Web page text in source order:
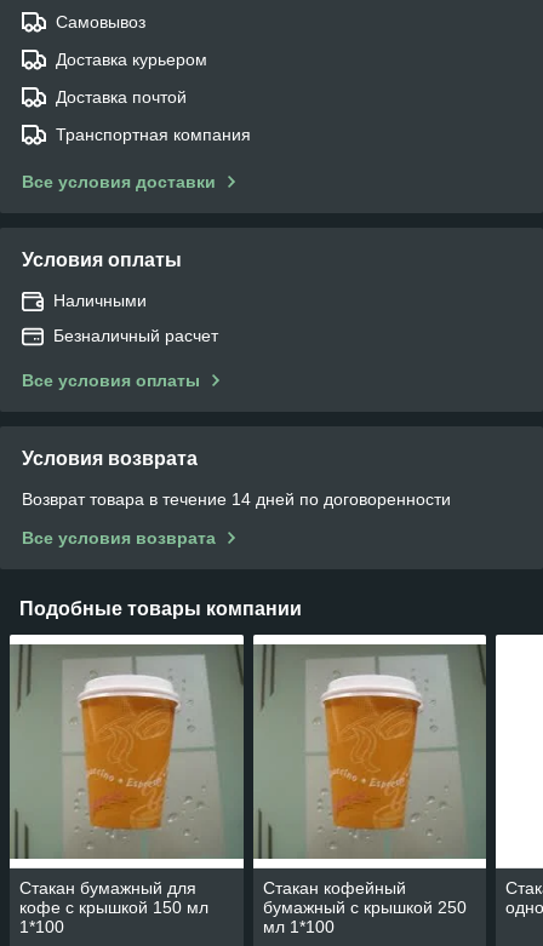
Самовывоз
Доставка курьером
Доставка почтой
Транспортная компания
Все условия доставки
Условия оплаты
Наличными
Безналичный расчет
Все условия оплаты
Условия возврата
Возврат товара в течение 14 дней по договоренности
Все условия возврата
Подобные товары компании
Стакан бумажный для
кофе с крышкой 150 мл
1*100
Стакан кофейный
бумажный с крышкой 250
мл 1*100